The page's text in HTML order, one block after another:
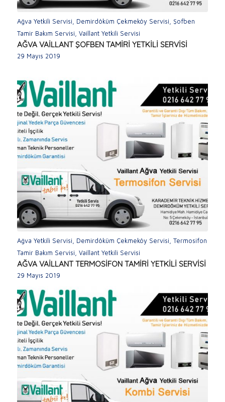
Ağva Yetkili Servisi Demirdöküm Çekmeköy Servisi Şofben
Tamir Bakım Servisi Vaillant Yetkili Servisi
AĞVA VAİLLANT ŞOFBEN TAMİRİ YETKİLİ SERVİSİ
29 Mayıs 2019
Ağva Yetkili Servisi, Demirdöküm Çekmeköy Servisi, Termosifon
Tamir Bakım Servisi, Vaillant Yetkili Servisi
AĞVA VAİLLANT TERMOSİFON TAMİRİ YETKİLİ SERVİSİ
29 Mayıs 2019